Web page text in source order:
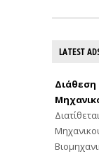
LATEST